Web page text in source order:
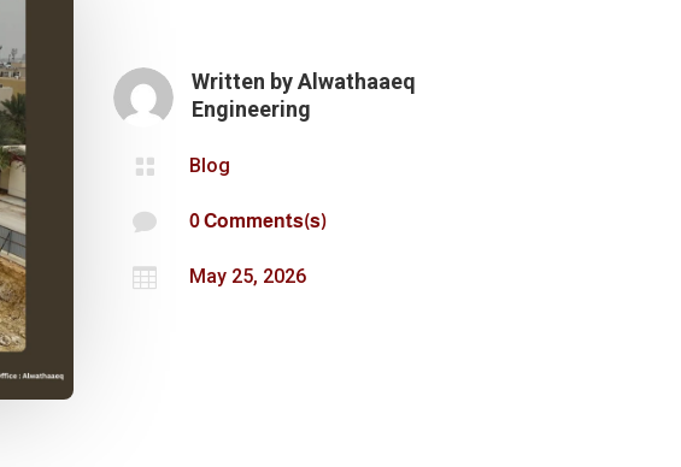
Written byAlwathaaeq
Engineering
 Blog
 0 Comments(s)
 May 25, 2026